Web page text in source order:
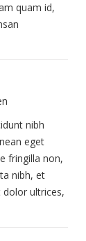
quam id,
nibh
eget
fringilla non,
nibh, et
dolor ultrices,